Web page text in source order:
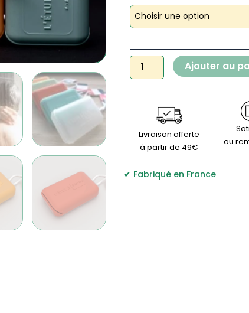
quantité
de
L'étui
savon
zéro
Ajouter au
Livraison offerte
à partir de 49€
ou
Fabriqué en France